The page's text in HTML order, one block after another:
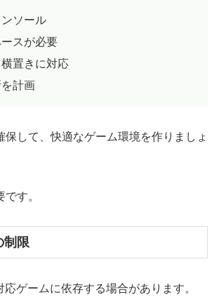
ソール
スが必要
置きに対応
計画
保して、快適なゲーム環境を作りましょ
す。
制限
ゲームに依存する場合があります。